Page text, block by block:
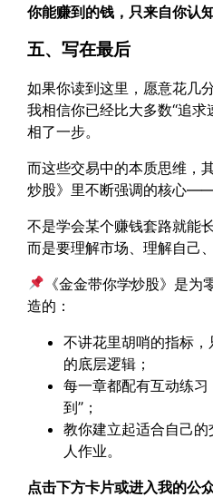
你能赚到的钱，只来自你认
五、写在最后
如果你读到这里，愿意花几
我相信你已经比大多数“追
相了一步。
而这些交易中的本质思维，
炒股》里不断强调的核心
不是学会某个赚钱套路就能
而是要理解市场、理解自己
《金金带你学炒股》是
造的：
不讲花里胡哨的指标
的底层逻辑；
每一章都配有互动练习
到”；
教你建立起适合自己
人作业。
点击下方卡片或进入我的公